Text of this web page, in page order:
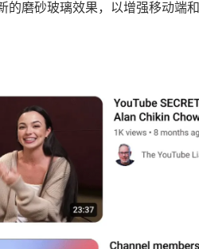
的磨砂玻璃效果，以增强移动端